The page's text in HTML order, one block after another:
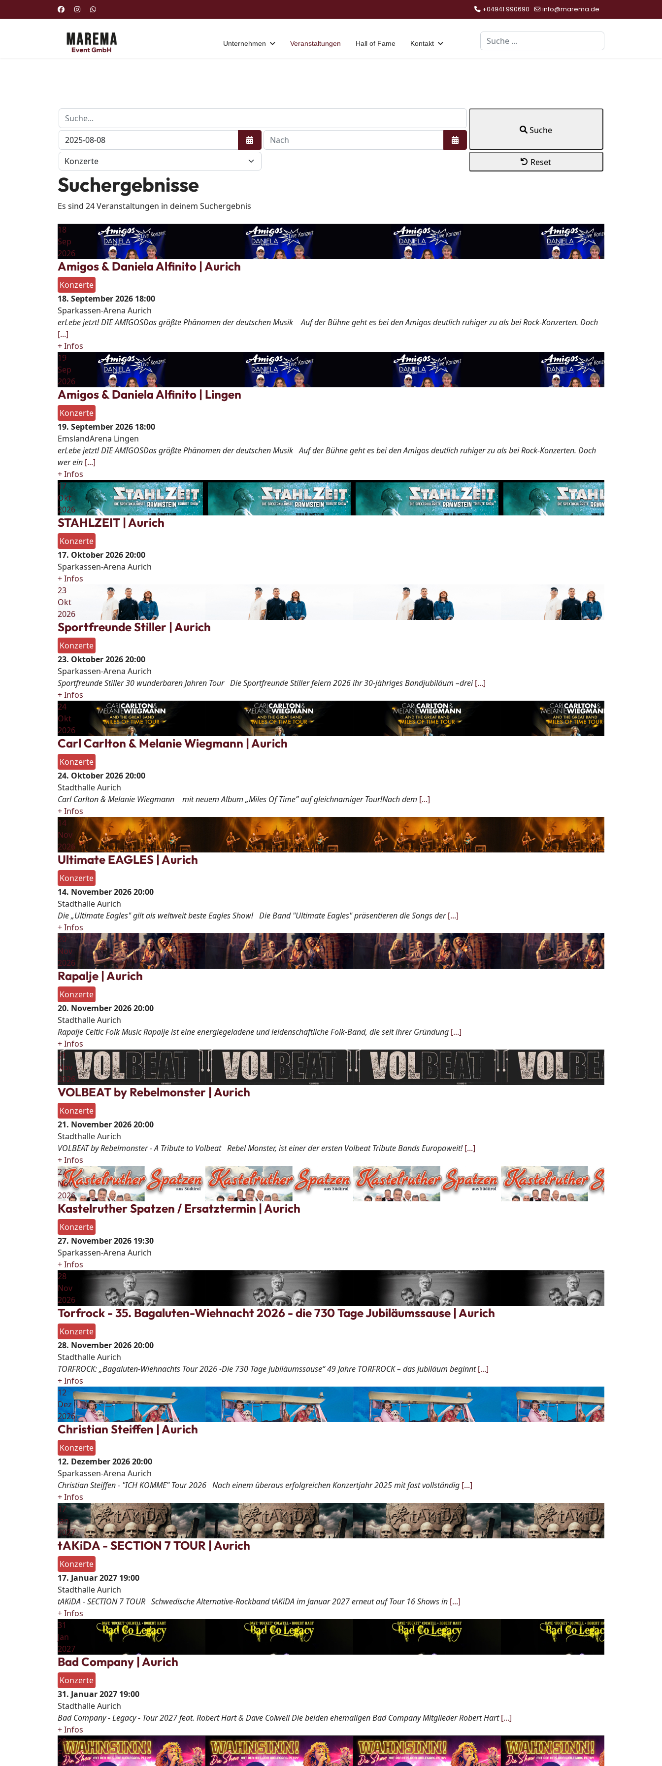
+04941 990690 info@marema.de
Unternehmen Veranstaltungen Hall of Fame Kontakt
Suchen
Kalender öffnen Kalender öffnen
Suche
Reset
Suchergebnisse
Es sind 24 Veranstaltungen in deinem Suchergebnis
18
Sep
2026
Amigos & Daniela Alfinito | Aurich
Konzerte
18. September 2026 18:00
Sparkassen-Arena Aurich
erLebe jetzt! DIE AMIGOSDas größte Phänomen der deutschen Musik Auf der Bühne geht es bei den Amigos deutlich ruhiger zu als bei Rock-Konzerten. Doch
[...]
+ Infos
19
Sep
2026
Amigos & Daniela Alfinito | Lingen
Konzerte
19. September 2026 18:00
EmslandArena Lingen
erLebe jetzt! DIE AMIGOSDas größte Phänomen der deutschen Musik Auf der Bühne geht es bei den Amigos deutlich ruhiger zu als bei Rock-Konzerten. Doch
wer ein [...]
+ Infos
17
Okt
2026
STAHLZEIT | Aurich
Konzerte
17. Oktober 202620:00
Sparkassen-Arena Aurich
+ Infos
23
Okt
2026
Sportfreunde Stiller | Aurich
Konzerte
23. Oktober 202620:00
Sparkassen-Arena Aurich
Sportfreunde Stiller 30 wunderbaren Jahren Tour Die Sportfreunde Stiller feiern 2026 ihr 30-jähriges Bandjubiläum –drei [...]
+ Infos
24
Okt
2026
Carl Carlton & Melanie Wiegmann | Aurich
Konzerte
24. Oktober 202620:00
Stadthalle Aurich
Carl Carlton & Melanie Wiegmann mit neuem Album „Miles Of Time” auf gleichnamiger Tour!Nach dem [...]
+ Infos
14
Nov
2026
Ultimate EAGLES | Aurich
Konzerte
14. November 202620:00
Stadthalle Aurich
Die „Ultimate Eagles" gilt als weltweit beste Eagles Show! Die Band "Ultimate Eagles" präsentieren die Songs der [...]
+ Infos
20
Nov
2026
Rapalje | Aurich
Konzerte
20. November 202620:00
Stadthalle Aurich
Rapalje Celtic Folk Music Rapalje ist eine energiegeladene und leidenschaftliche Folk-Band, die seit ihrer Gründung [...]
+ Infos
21
Nov
2026
VOLBEAT by Rebelmonster | Aurich
Konzerte
21. November 202620:00
Stadthalle Aurich
VOLBEAT by Rebelmonster - A Tribute to Volbeat Rebel Monster, ist einer der ersten Volbeat Tribute Bands Europaweit! [...]
+ Infos
27
Nov
2026
Kastelruther Spatzen / Ersatztermin | Aurich
Konzerte
27. November 2026 19:30
Sparkassen-Arena Aurich
+ Infos
28
Nov
2026
Torfrock - 35. Bagaluten-Wiehnacht 2026 - die 730 Tage Jubiläumssause | Aurich
Konzerte
28. November 202620:00
Stadthalle Aurich
TORFROCK: „Bagaluten-Wiehnachts Tour 2026 -Die 730 Tage Jubiläumssause“ 49 Jahre TORFROCK – das Jubiläum beginnt [...]
+ Infos
12
Dez
2026
Christian Steiffen | Aurich
Konzerte
12. Dezember 202620:00
Sparkassen-Arena Aurich
Christian Steiffen - "ICH KOMME" Tour 2026 Nach einem überaus erfolgreichen Konzertjahr 2025 mit fast vollständig [...]
+ Infos
17
Jan
2027
tAKiDA - SECTION 7 TOUR | Aurich
Konzerte
17. Januar 2027 19:00
Stadthalle Aurich
tAKiDA - SECTION 7 TOUR Schwedische Alternative-Rockband tAKiDA im Januar 2027 erneut auf Tour 16 Shows in [...]
+ Infos
31
Jan
2027
Bad Company | Aurich
Konzerte
31. Januar 2027 19:00
Stadthalle Aurich
Bad Company - Legacy - Tour 2027 feat. Robert Hart & Dave Colwell Die beiden ehemaligen Bad Company Mitglieder Robert Hart [...]
+ Infos
28
Feb